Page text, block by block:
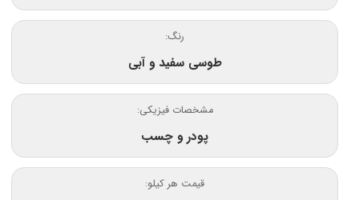
رنگ:
طوسی سفید و آبی
مشخصات فیزیکی:
پودر و چسب
قیمت هر کیلو: